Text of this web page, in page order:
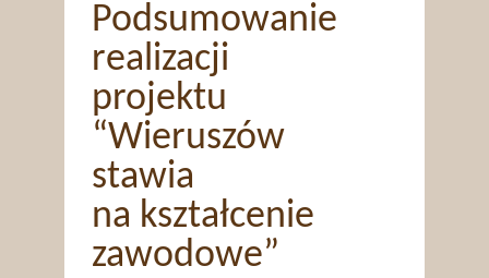
Podsumowanie
realizacji
projektu
“Wieruszów
stawia
na kształcenie
zawodowe”